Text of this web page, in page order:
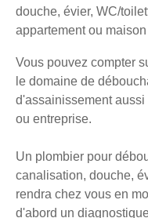
douche, évier, WC/
appartement ou maison
Vous pouvez compter
le domaine de
d'assainissement
ou entreprise.
Un plombier pour
canalisation, douche,
rendra chez vous en
d'abord un